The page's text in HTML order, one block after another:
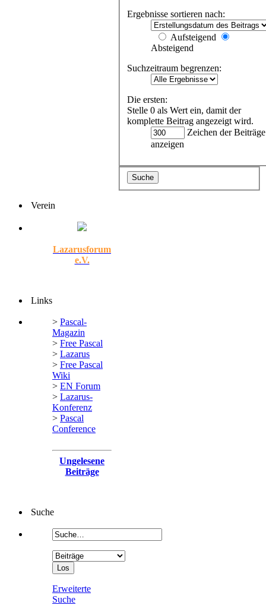
Ergebnisse sortieren nach:
Aufsteigend
Absteigend
Suchzeitraum begrenzen:
Die ersten:
Stelle 0 als Wert ein, damit der
komplette Beitrag angezeigt wird.
Zeichen der Beiträge
anzeigen
Verein
Lazarusforum
e.V.
Links
> Pascal-
Magazin
> Free Pascal
> Lazarus
> Free Pascal
Wiki
> EN Forum
> Lazarus-
Konferenz
> Pascal
Conference
Ungelesene
Beiträge
Suche
Erweiterte
Suche